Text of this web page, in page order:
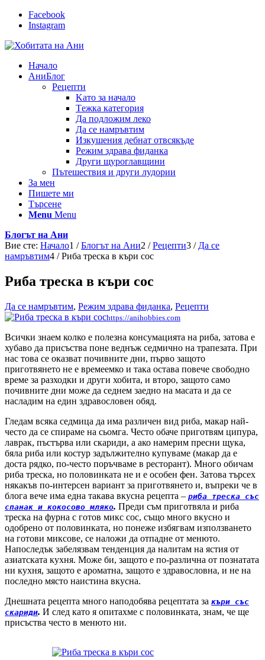
Facebook
Instagram
Начало
АниБлог
Рецепти
Kато за начало
Tежка категория
Да подложим леко
Да се намръвтим
Изкушения дебнат отвсякъде
Режим здрава фиданка
Други щуроглавщини
Пътешествия и други лудории
За мен
Пишете ми
Търсене
Menu Menu
Блогът на Ани
Вие сте: Начало1 / Блогът на Ани2 / Рецепти3 / Да се
намръвтим4 / Риба треска в къри сос
Риба треска в къри сос
Да се намръвтим, Режим здрава фиданка, Рецепти
https://anihobbies.com
Всички знаем колко е полезна консумацията на риба, затова е
хубаво да присъства поне веднъж седмично на трапезата. При
нас това се оказват почивните дни, първо защото
приготвянето не е времеемко и така остава повече свободно
време за разходки и други хобита, и второ, защото само
почивните дни може да седнем заедно на масата и да се
насладим на един здравословен обяд.
Гледам всяка седмица да има различен вид риба, макар най-
често да се спираме на сьомга. Често обаче приготвям ципура,
лаврак, пъстърва или скариди, а ако намерим пресни щука,
бяла риба или костур задължително купуваме (макар да е
доста рядко, по-често поръчваме в ресторант). Много обичам
риба треска, но половинката не и е особен фен. Затова търсех
някакъв по-интерсен вариант за приготвянето и, въпреки че в
блога вече има една такава вкусна рецепта – риба треска със
спанак и кокосово мляко. Преди съм приготвяла и риба
треска на фурна с готов микс сос, също много вкусно и
одобрено от половинката, но понеже избягвам използването
на готови миксове, се наложи да отпадне от менюто.
Напоследък забелязвам тенденция да налитам на ястия от
азиатската кухня. Може би, защото е по-различна от познатата
ни кухня, защото е ароматна, защото е здравословна, и не на
последно място наистина вкусна.
Днешната рецепта много наподобява рецептата за къри със
скариди. И след като я опитахме с половинката, знам, че ще
присъства често в менюто ни.